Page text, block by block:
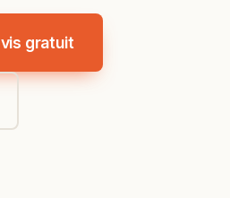
gratuit